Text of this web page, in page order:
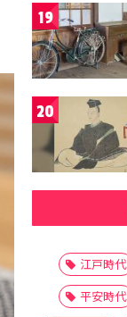
19
20
江戸時代
平安時代